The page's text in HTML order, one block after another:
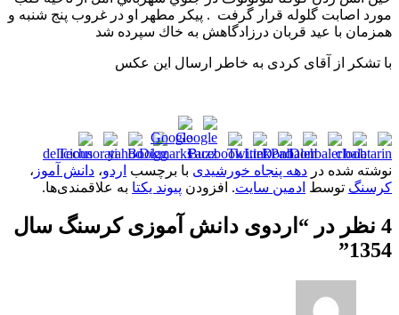
مورد اصابت گلوله قرار گرفت . پيكر مطهر او در غروب پنج شنبه و
همزمان با عيد قربان درزادگاهش به خاك سپرده شد
با تشکر از آقای کردی به خاطر ارسال این عکس
نوشته شده در دهه پنجاه خورشیدی با برچسب اردو، دانش آموز ،
کرسنگ توسط ادمین سایت. افزودن پیوند یکتا به علاقمندی‌ها.
4 نظر در “
اردوی دانش آموزی کرسنگ سال
1354
”